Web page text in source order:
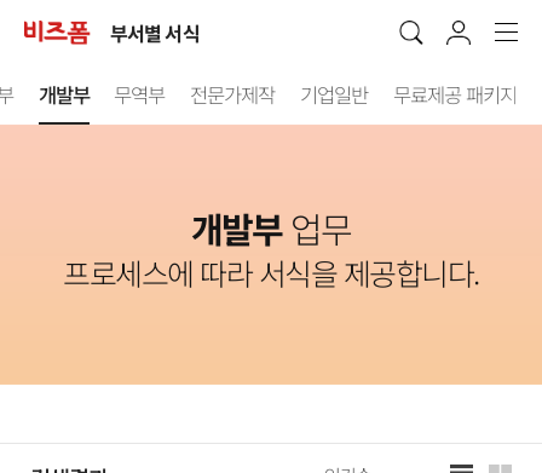
부서별 서식
개발부 무역부 전문가제작 기업일반 무료제공 패키지
개발부업무
프로세스에 따라 서식을 제공합니다.